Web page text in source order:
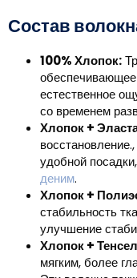
Состав
100% Хлопок:
обеспечивающее
естественное
со временем
Хлопок +
удобной
деним.
Хлопок +
стабильность
улучшение
Хлопок +
мягким, более